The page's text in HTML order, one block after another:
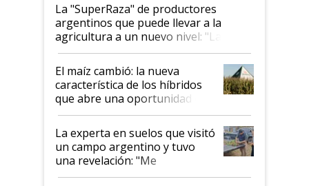
La "SuperRaza" de productores
argentinos que puede llevar a la
agricultura a un nuevo nivel: "Las
posibilidades de crecimiento son
infinitas"
El maíz cambió: la nueva
característica de los híbridos
que abre una oportunidad en
el lote
La experta en suelos que visitó
un campo argentino y tuvo
una revelación: "Me
impresionó mucho"